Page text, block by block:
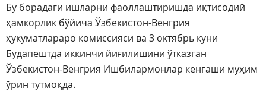
Бу борадаги ишларни фаоллаштиришда иқтисодий
ҳамкорлик бўйича Ўзбекистон-Венгрия
ҳукуматлараро комиссияси ва 3 октябрь куни
Будапештда иккинчи йиғилишини ўтказган
Ўзбекистон-Венгрия Ишбилармонлар кенгаши муҳим
ўрин тутмоқда.